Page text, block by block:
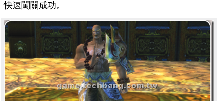
快速闖關成功。